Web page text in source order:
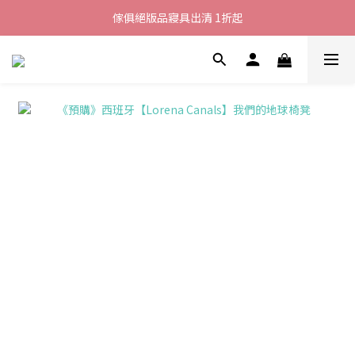
加入LINE好友就送您200元折價卷
傢俱絕版品寢具出清 1折起
全館滿$8000現折$500